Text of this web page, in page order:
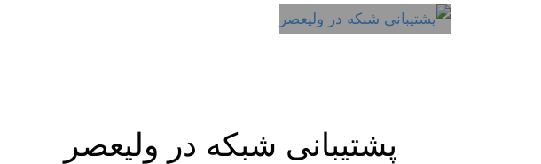
پشتیبانی شبکه در ولیعصر